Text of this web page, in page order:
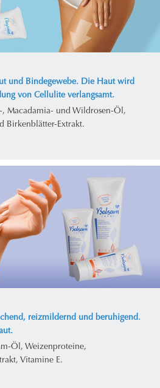
und Bindegewebe. Die Haut wird
von Cellulite verlangsamt.
Macadamia- und Wildrosen-Öl,
Birkenblätter-Extrakt.
reizmildernd und beruhigend.
Öl, Weizenproteine,
Vitamine E.